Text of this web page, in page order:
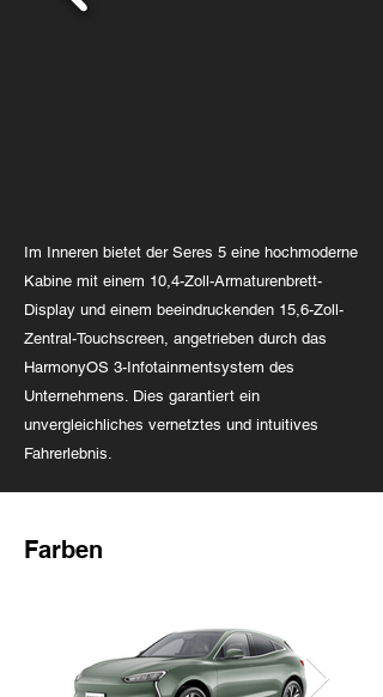
Im Inneren bietet der Seres 5 eine hochmoderne
Kabine mit einem 10,4-Zoll-Armaturenbrett-
Display und einem beeindruckenden 15,6-Zoll-
Zentral-Touchscreen, angetrieben durch das
HarmonyOS 3-Infotainmentsystem des
Unternehmens. Dies garantiert ein
unvergleichliches vernetztes und intuitives
Fahrerlebnis.
Farben